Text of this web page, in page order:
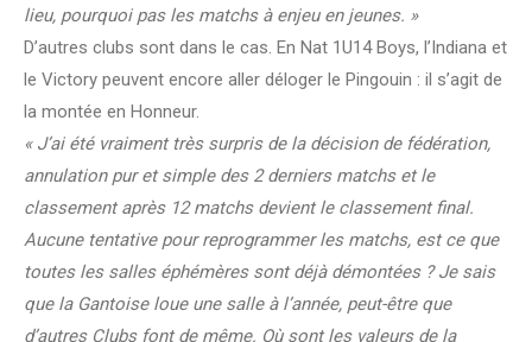
lieu, pourquoi pas les matchs à enjeu en jeunes. »
D’autres clubs sont dans le cas. En Nat 1U14 Boys, l’Indiana et
le Victory peuvent encore aller déloger le Pingouin : il s’agit de
la montée en Honneur.
« J’ai été vraiment très surpris de la décision de fédération,
annulation pur et simple des 2 derniers matchs et le
classement après 12 matchs devient le classement final.
Aucune tentative pour reprogrammer les matchs, est ce que
toutes les salles éphémères sont déjà démontées ? Je sais
que la Gantoise loue une salle à l’année, peut-être que
d’autres Clubs font de même. Où sont les valeurs de la